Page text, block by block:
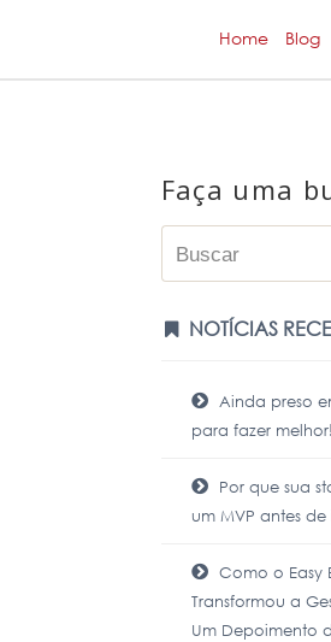
Home Blog
Faça uma
NOTÍCIAS
Ainda preso
para fazer melhor!
Por que sua
um MVP antes
Como o Easy
Transformou a
Um Depoimento